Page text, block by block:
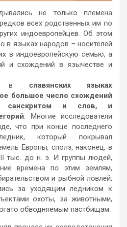
не только племена
всех родственных им по
индоевропейцев. Об этом
в языках народов – носителей
в индоевропейскую семью, а
и схождений в язычестве и
в славянских языках
большое число схождений
санскритом и слов, и
. Многие исследователи
что при конце последнего
который покрывал
Европы, сполз, наконец, в
тыс. до н. э. И группы людей,
времена по этим землям,
и рыбной ловлей,
за уходящим ледником к
охоты, за животными,
обводняемым пастбищам.